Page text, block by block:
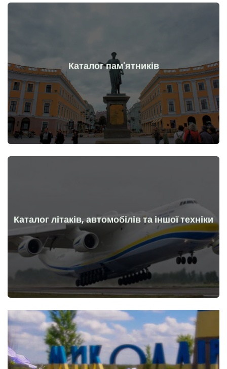
Каталог пам'ятників
Пам'ятники, витвори мистецтва до та після початку
війни
Докладніше
Каталог літаків, автомобілів та іншої техніки
Літаки, машини, технічні засоби до та після початку війни
Докладніше